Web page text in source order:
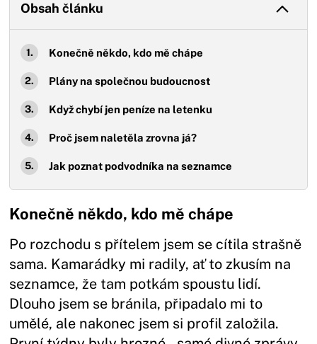
Obsah článku
Konečně někdo, kdo mě chápe
Plány na společnou budoucnost
Když chybí jen peníze na letenku
Proč jsem naletěla zrovna já?
Jak poznat podvodníka na seznamce
Konečně někdo, kdo mě chápe
Po rozchodu s přítelem jsem se cítila strašně
sama. Kamarádky mi radily, ať to zkusím na
seznamce, že tam potkám spoustu lidí.
Dlouho jsem se bránila, připadalo mi to
umělé, ale nakonec jsem si profil založila.